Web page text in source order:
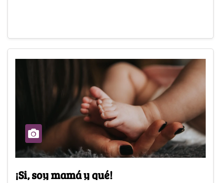
¡Si, soy mamá y qué!